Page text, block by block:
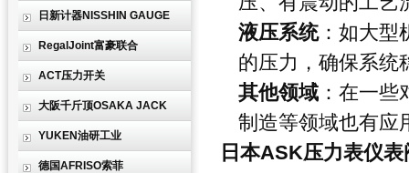
日新计器NISSHIN GAUGE
RegalJoint富豪联合
ACT压力开关
大阪千斤顶OSAKA JACK
YUKEN油研工业
德国AFRISO索菲
液压系统：如大型
的压力，确保系统
其他领域 ：在一
制造等领域也有应
日本ASK压力表仪